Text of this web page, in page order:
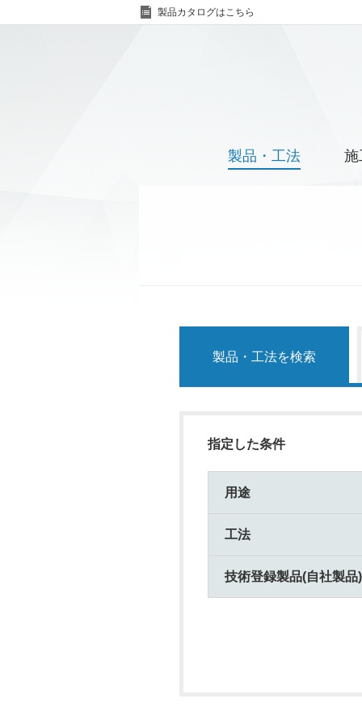
製品カタログはこちら
製品・工法 施
製品・工法を検索
指定した条件
用途
工法
技術登録製品(自社製品)